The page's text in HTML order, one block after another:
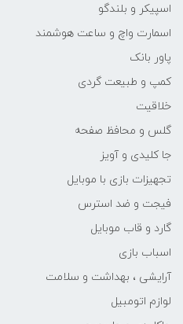
اسپیکر و بلندگو
اسمارت واچ و ساعت هوشمند
پاور بانک
کمپ و طبیعت گردی
خلاقیت
گلس و محافظ صفحه
جا کلیدی و آویز
تجهیزات بازی با موبایل
فیجت و ضد استرس
گارد و قاب موبایل
اسباب بازی
آرایشی ، بهداشت و سلامت
لوازم اتومبیل